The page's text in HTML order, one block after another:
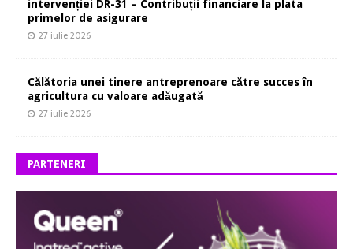
intervenției DR-31 – Contribuții financiare la plata
primelor de asigurare
27 iulie 2026
Călătoria unei tinere antreprenoare către succes în
agricultura cu valoare adăugată
27 iulie 2026
PARTENERI